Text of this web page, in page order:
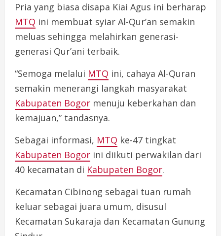
Pria yang biasa disapa Kiai Agus ini berharap
MTQ ini membuat syiar Al-Qur’an semakin
meluas sehingga melahirkan generasi-
generasi Qur’ani terbaik.
“Semoga melalui MTQ ini, cahaya Al-Quran
semakin menerangi langkah masyarakat
Kabupaten Bogor menuju keberkahan dan
kemajuan,” tandasnya.
Sebagai informasi, MTQ ke-47 tingkat
Kabupaten Bogor ini diikuti perwakilan dari
40 kecamatan di Kabupaten Bogor.
Kecamatan Cibinong sebagai tuan rumah
keluar sebagai juara umum, disusul
Kecamatan Sukaraja dan Kecamatan Gunung